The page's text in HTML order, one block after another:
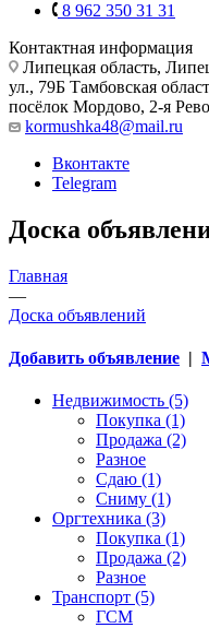
8 962 350 31 31
Контактная информация
Липецкая область,
ул., 79Б Тамбовская
посёлок Мордово, 2-я
kormushka48@mail.ru
Вконтакте
Telegram
Доска
Главная
—
Доска объявлений
Добавить объявление |
Недвижимость (5)
Покупка (1)
Продажа (2)
Разное
Сдаю (1)
Сниму (1)
Оргтехника (3)
Покупка (1)
Продажа (2)
Разное
Транспорт (5)
ГСМ